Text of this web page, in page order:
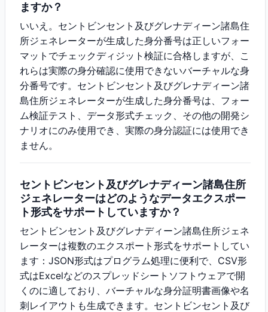
ますか？
いいえ。セントビンセント及びグレナディーン諸島住
所ジェネレーターが生成した身分番号は正しいフォー
マットでチェックディジット検証に合格しますが、こ
れらは実際の身分確認に使用できないバーチャルな身
分番号です。セントビンセント及びグレナディーン諸
島住所ジェネレーターが生成した身分番号は、フォー
ム検証テスト、データ形式チェック、その他の開発シ
ナリオにのみ使用でき、実際の身分認証には使用でき
ません。
セントビンセント及びグレナディーン諸島住所
ジェネレーターはどのようなデータエクスポー
ト形式をサポートしていますか？
セントビンセント及びグレナディーン諸島住所ジェネ
レーターは複数のエクスポート形式をサポートしてい
ます：JSON形式はプログラム処理に便利で、CSV形
式はExcelなどのスプレッドシートソフトウェアで開
くのに適しており、バーチャルな身分証明書画像や名
刺レイアウトも生成できます。セントビンセント及び